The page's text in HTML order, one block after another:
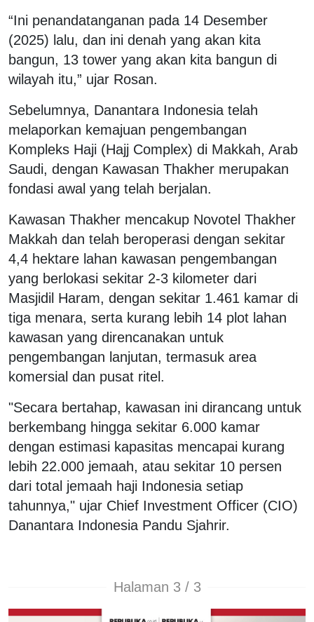
“Ini penandatanganan pada 14 Desember
(2025) lalu, dan ini denah yang akan kita
bangun, 13 tower yang akan kita bangun di
wilayah itu,” ujar Rosan.
Sebelumnya, Danantara Indonesia telah
melaporkan kemajuan pengembangan
Kompleks Haji (Hajj Complex) di Makkah, Arab
Saudi, dengan Kawasan Thakher merupakan
fondasi awal yang telah berjalan.
Kawasan Thakher mencakup Novotel Thakher
Makkah dan telah beroperasi dengan sekitar
4,4 hektare lahan kawasan pengembangan
yang berlokasi sekitar 2-3 kilometer dari
Masjidil Haram, dengan sekitar 1.461 kamar di
tiga menara, serta kurang lebih 14 plot lahan
kawasan yang direncanakan untuk
pengembangan lanjutan, termasuk area
komersial dan pusat ritel.
"Secara bertahap, kawasan ini dirancang untuk
berkembang hingga sekitar 6.000 kamar
dengan estimasi kapasitas mencapai kurang
lebih 22.000 jemaah, atau sekitar 10 persen
dari total jemaah haji Indonesia setiap
tahunnya," ujar Chief Investment Officer (CIO)
Danantara Indonesia Pandu Sjahrir.
Halaman 3 / 3